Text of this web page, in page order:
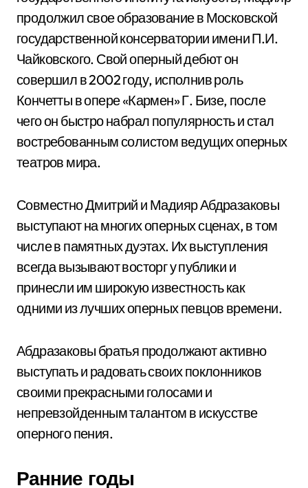
продолжил свое образование в Московской
государственной консерватории имени П.И.
Чайковского. Свой оперный дебют он
совершил в 2002 году, исполнив роль
Кончетты в опере «Кармен» Г. Бизе, после
чего он быстро набрал популярность и стал
востребованным солистом ведущих оперных
театров мира.
Совместно Дмитрий и Мадияр Абдразаковы
выступают на многих оперных сценах, в том
числе в памятных дуэтах. Их выступления
всегда вызывают восторг у публики и
принесли им широкую известность как
одними из лучших оперных певцов времени.
Абдразаковы братья продолжают активно
выступать и радовать своих поклонников
своими прекрасными голосами и
непревзойденным талантом в искусстве
оперного пения.
Ранние годы